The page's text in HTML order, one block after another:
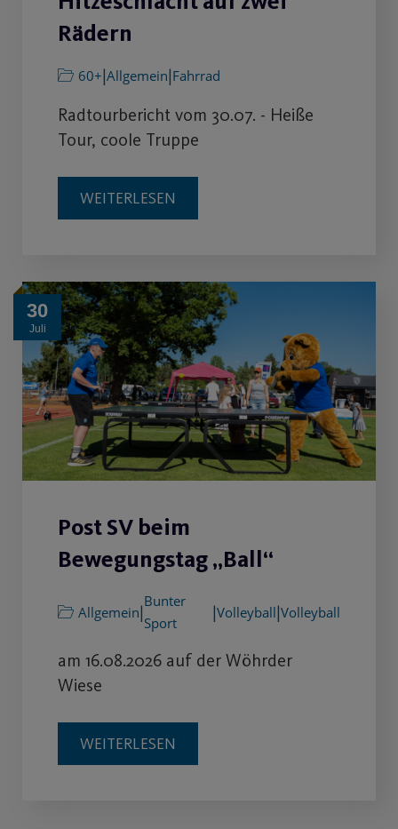
Rädern
60+|Allgemein|Fahrrad
Radtourbericht vom 30.07. - Heiße
Tour, coole Truppe
WEITERLESEN
30
Juli
Post SV beim
Bewegungstag „Ball“
Allgemein|
Bunter
Sport
|Volleyball|Volleyball
am 16.08.2026 auf der Wöhrder
Wiese
WEITERLESEN